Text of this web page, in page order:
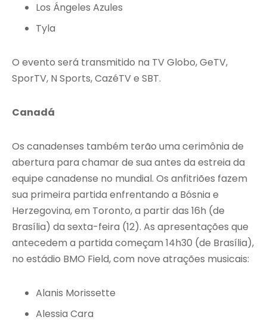
Los Ángeles Azules
Tyla
O evento será transmitido na TV Globo, GeTV,
SporTV, N Sports, CazéTV e SBT.
Canadá
Os canadenses também terão uma cerimônia de
abertura para chamar de sua antes da estreia da
equipe canadense no mundial. Os anfitriões fazem
sua primeira partida enfrentando a Bósnia e
Herzegovina, em Toronto, a partir das 16h (de
Brasília) da sexta-feira (12). As apresentações que
antecedem a partida começam 14h30 (de Brasília),
no estádio BMO Field, com nove atrações musicais:
Alanis Morissette
Alessia Cara